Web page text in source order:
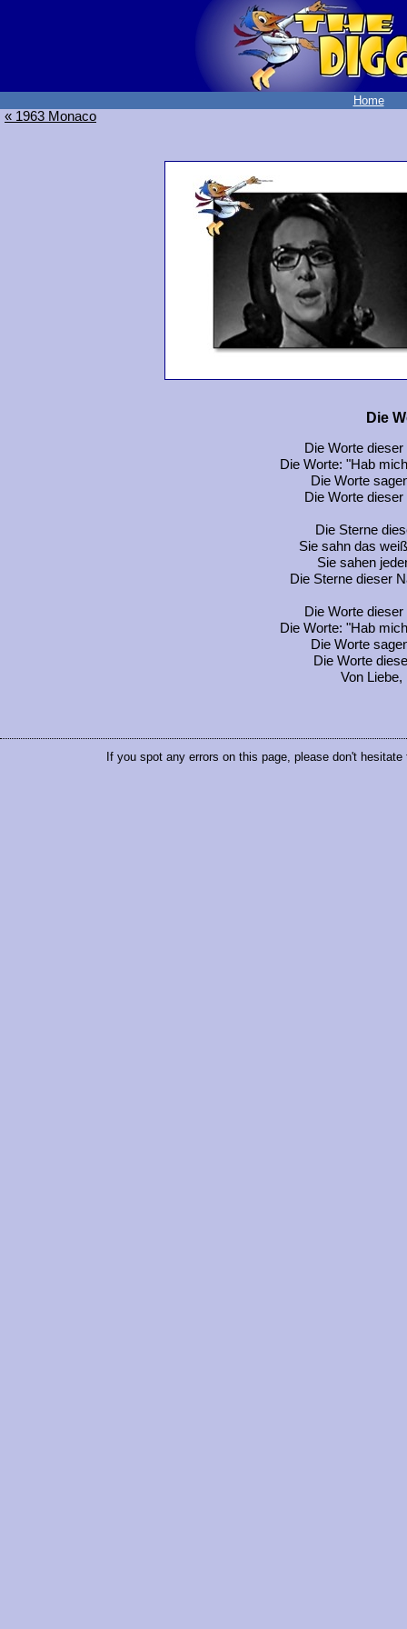
Home
« 1963 Monaco
Die
Die Worte
Die Worte: "Hab
Die Worte
Die Worte
Die Sterne
Sie sahn das
Sie sahen
Die Sterne dieser
Die Worte
Die Worte: "Hab
Die Worte
Die Worte
Von Liebe,
If you spot any errors on this page, please don't